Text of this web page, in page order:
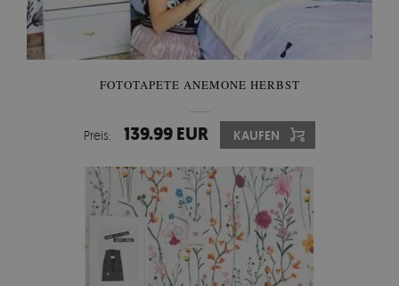
FOTOTAPETE ANEMONE HERBST
Preis: 139.99 EUR KAUFEN